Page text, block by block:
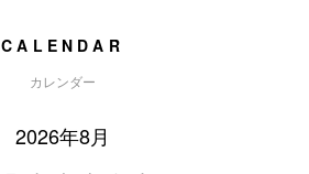
CALENDAR
カレンダー
2026年8月